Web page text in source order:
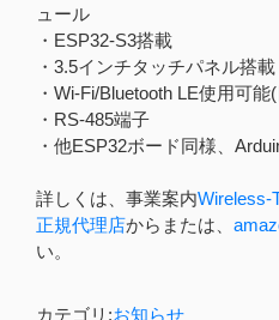
ュール
・ESP32-S3搭載
・3.5インチタッチパネル搭載
・Wi-Fi/Bluetooth LE使用可
・RS-485端子
・他ESP32ボード同様、
詳しくは、事業案内Wireless-
正規代理店からまたは、
い。
カテゴリ:お知らせ